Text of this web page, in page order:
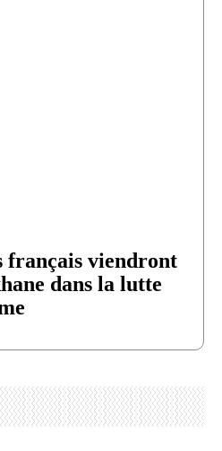
français viendront
dans la lutte